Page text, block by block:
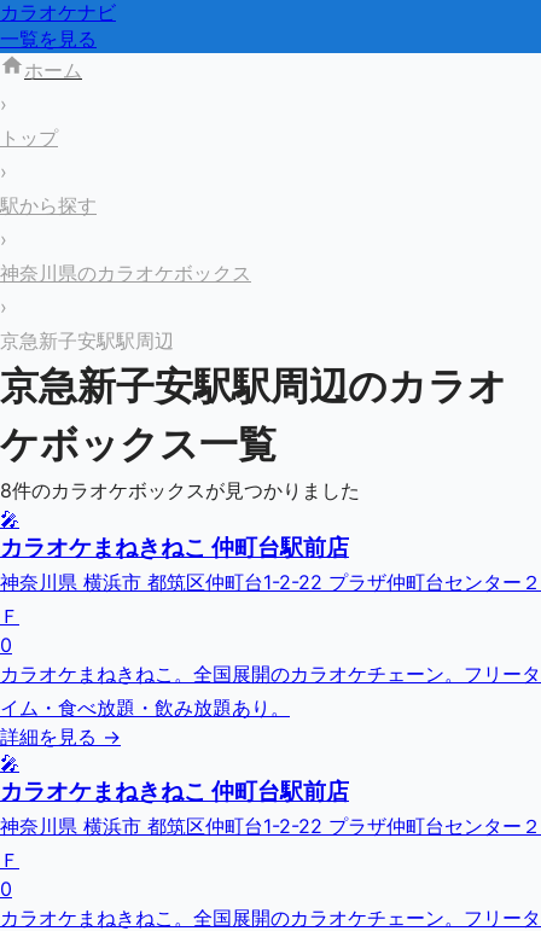
カラオケナビ
一覧を見る
ホーム
›
トップ
›
駅から探す
›
神奈川県のカラオケボックス
›
京急新子安駅駅周辺
京急新子安駅駅周辺のカラオ
ケボックス一覧
8件のカラオケボックスが見つかりました
🎤
カラオケまねきねこ 仲町台駅前店
神奈川県 横浜市 都筑区仲町台1-2-22 プラザ仲町台センター２
Ｆ
0
カラオケまねきねこ。全国展開のカラオケチェーン。フリータ
イム・食べ放題・飲み放題あり。
詳細を見る →
🎤
カラオケまねきねこ 仲町台駅前店
神奈川県 横浜市 都筑区仲町台1-2-22 プラザ仲町台センター２
Ｆ
0
カラオケまねきねこ。全国展開のカラオケチェーン。フリータ